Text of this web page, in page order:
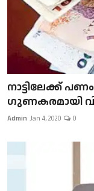
നാട്ടിലേക്ക്
ഗുണകരമായി
Admin Jan 4, 2020 0